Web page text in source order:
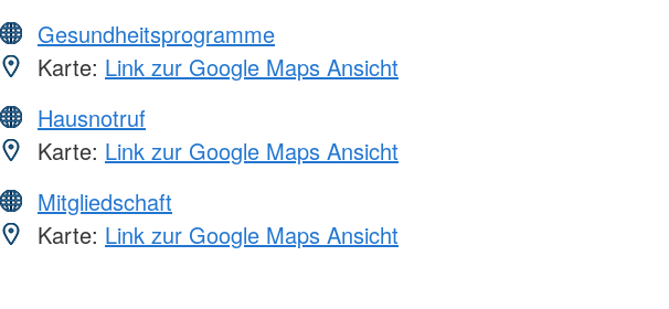
Gesundheitsprogramme
Karte: Link zur Google Maps Ansicht
Hausnotruf
Karte: Link zur Google Maps Ansicht
Mitgliedschaft
Karte: Link zur Google Maps Ansicht